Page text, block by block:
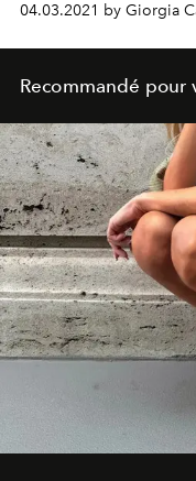
version 2.0 en
actions éthiques
04.03.2021 by Giorgia
Recommandé pour